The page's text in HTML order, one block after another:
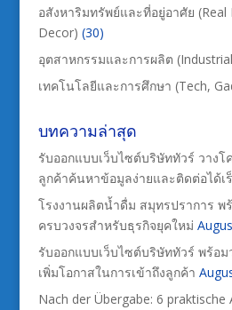
อสังหาริมทรัพย์และที่อยู่อาศัย (Real
Decor) (30)
อุตสาหกรรมและการผลิต
เทคโนโลยีและการศึกษา (Tech,
บทความล่าสุด
รับออกแบบเว็บไซต์บริษัททัวร์ วางโ
ลูกค้าค้นหาข้อมูลง่ายและติดต่อได้เ
โรงงานผลิตน้ำดื่ม สมุทรปราการ พ
ครบวงจรสำหรับธุรกิจยุคใหม่
รับออกแบบเว็บไซต์บริษัททัวร์ พร้อม
เพิ่มโอกาสในการเข้าถึงลูกค้า
Nach der Übergabe: 6 praktische